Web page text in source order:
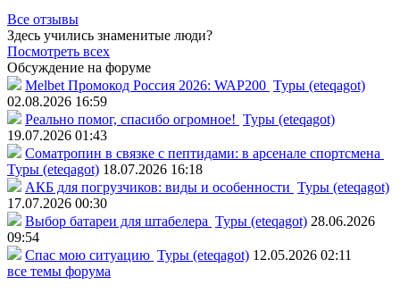
Все отзывы
Здесь учились знаменитые люди?
Посмотреть всех
Обсуждение на форуме
Melbet Промокод Россия 2026: WAP200 Туры (eteqagot)
02.08.2026 16:59
Реально помог, спасибо огромное! Туры (eteqagot)
19.07.2026 01:43
Соматропин в связке с пептидами: в арсенале спортсмена
Туры (eteqagot) 18.07.2026 16:18
АКБ для погрузчиков: виды и особенности Туры (eteqagot)
17.07.2026 00:30
Выбор батареи для штабелера Туры (eteqagot) 28.06.2026
09:54
Спас мою ситуацию Туры (eteqagot) 12.05.2026 02:11
все темы форума